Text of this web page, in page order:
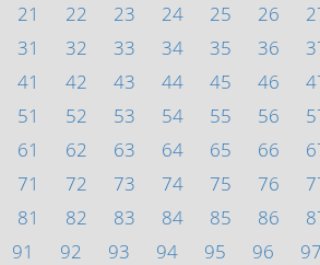
21
22 23 24 25 26
31
32 33 34 35 36
41
42 43 44 45 46
51
52 53 54 55 56
61
62 63 64 65 66
71
72 73 74 75 76
81
82 83 84 85 86
91
92 93 94 95 96 97